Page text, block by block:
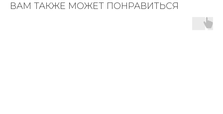
ВАМ ТАКЖЕ МОЖЕТ ПОНРАВИТЬСЯ